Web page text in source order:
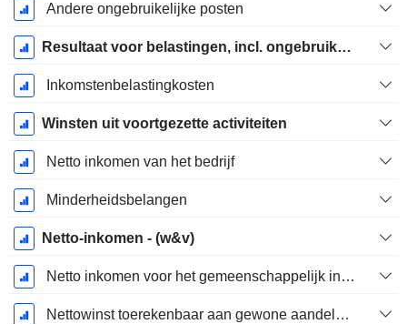
Andere ongebruikelijke posten
Resultaat voor belastingen, incl. ongebruikelijke posten
Inkomstenbelastingkosten
Winsten uit voortgezette activiteiten
Netto inkomen van het bedrijf
Minderheidsbelangen
Netto-inkomen - (w&v)
Netto inkomen voor het gemeenschappelijk inclusief buitengewone posten
Nettowinst toerekenbaar aan gewone aandelen excl. buitengewone posten